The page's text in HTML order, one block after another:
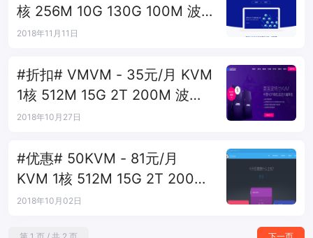
核 256M 10G 130G 100M 波
特兰
2018年11月11日
#折扣# VMVM - 35元/月 KVM
1核 512M 15G 2T 200M 波特
兰
2018年10月27日
#优惠# 50KVM - 81元/月
KVM 1核 512M 15G 2T 200M
波特兰
2018年10月02日